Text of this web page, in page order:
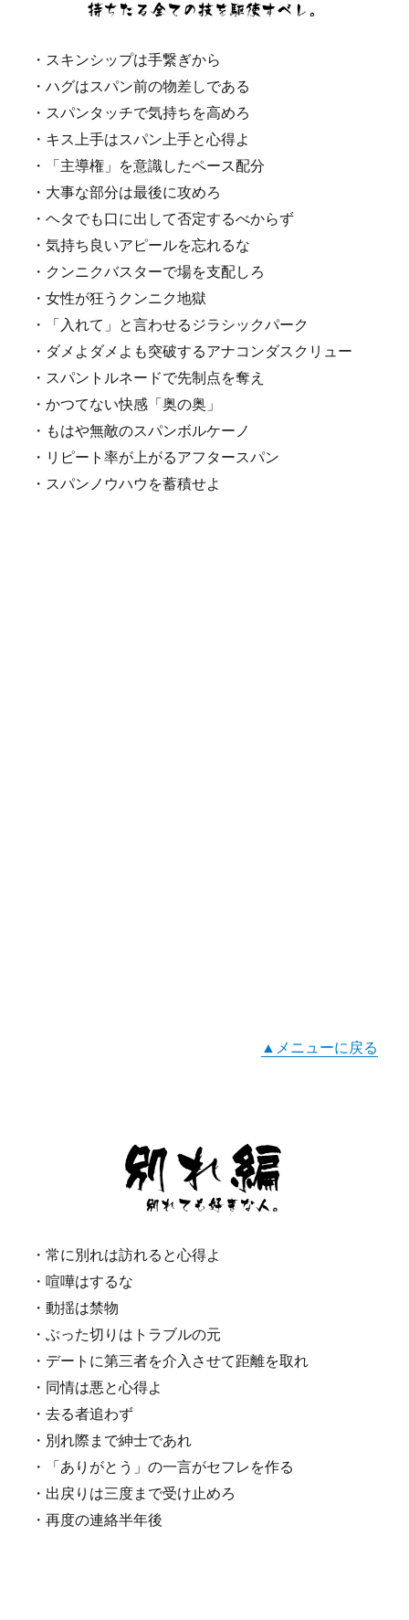
・スキンシップは手繋ぎから
・ハグはスパン前の物差しである
・スパンタッチで気持ちを高めろ
・キス上手はスパン上手と心得よ
・「主導権」を意識したペース配分
・大事な部分は最後に攻めろ
・ヘタでも口に出して否定するべからず
・気持ち良いアピールを忘れるな
・クンニクバスターで場を支配しろ
・女性が狂うクンニク地獄
・「入れて」と言わせるジラシックパーク
・ダメよダメよも突破するアナコンダスクリュー
・スパントルネードで先制点を奪え
・かつてない快感「奥の奥」
・もはや無敵のスパンボルケーノ
・リピート率が上がるアフタースパン
・スパンノウハウを蓄積せよ
▲メニューに戻る
・常に別れは訪れると心得よ
・喧嘩はするな
・動揺は禁物
・ぶった切りはトラブルの元
・デートに第三者を介入させて距離を取れ
・同情は悪と心得よ
・去る者追わず
・別れ際まで紳士であれ
・「ありがとう」の一言がセフレを作る
・出戻りは三度まで受け止めろ
・再度の連絡半年後